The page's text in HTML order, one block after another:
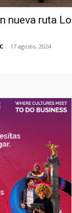
nueva ruta
- 17 agosto, 2024